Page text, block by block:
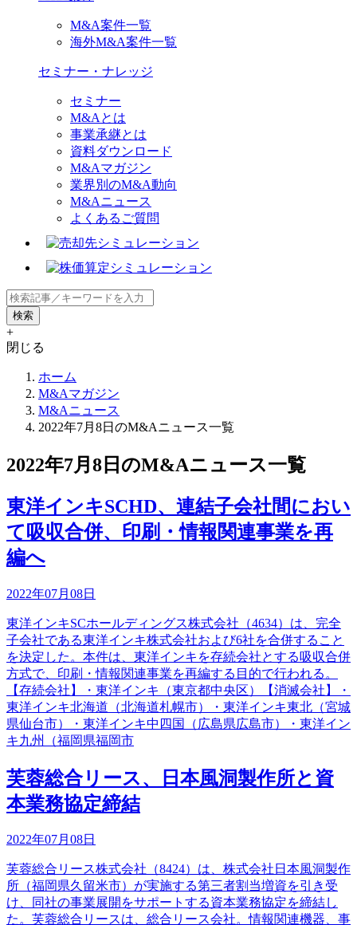
M&A案件一覧
海外M&A案件一覧
セミナー・ナレッジ
セミナー
M&Aとは
事業承継とは
資料ダウンロード
M&Aマガジン
業界別のM&A動向
M&Aニュース
よくあるご質問
+
閉じる
ホーム
M&Aマガジン
M&Aニュース
2022年7月8日のM&Aニュース一覧
2022年7月8日のM&Aニュース一覧
東洋インキSCHD、連結子会社間におい
て吸収合併、印刷・情報関連事業を再
編へ
2022年07月08日
東洋インキSCホールディングス株式会社（4634）は、完全
子会社である東洋インキ株式会社および6社を合併すること
を決定した。本件は、東洋インキを存続会社とする吸収合併
方式で、印刷・情報関連事業を再編する目的で行われる。
【存続会社】・東洋インキ（東京都中央区）【消滅会社】・
東洋インキ北海道（北海道札幌市）・東洋インキ東北（宮城
県仙台市）・東洋インキ中四国（広島県広島市）・東洋イン
キ九州（福岡県福岡市
芙蓉総合リース、日本風洞製作所と資
本業務協定締結
2022年07月08日
芙蓉総合リース株式会社（8424）は、株式会社日本風洞製作
所（福岡県久留米市）が実施する第三者割当増資を引き受
け、同社の事業展開をサポートする資本業務協定を締結し
た。芙蓉総合リースは、総合リース会社。情報関連機器、事